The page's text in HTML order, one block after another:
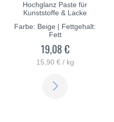
Hochglanz Paste für
Kunststoffe & Lacke
Farbe: Beige | Fettgehalt:
Fett
19,08 €
15,90 € / kg